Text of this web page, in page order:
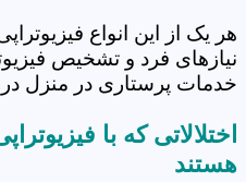
هر یک از این انواع
نیازهای فرد و تشخیص
خدمات پرستاری در منزل
اختلالاتی که با
هستند